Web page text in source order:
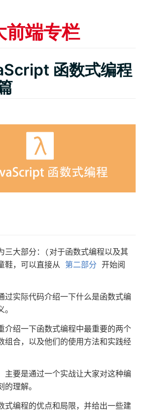
前端专栏
函数式编程
三大部分：(对于函数式编程以及其
鞋，可以直接从 第二部分 开始阅
过实际代码介绍一下什么是函数式编
介绍一下函数式编程中最重要的两个
组合，以及他们的使用方法和实践经
主要是通过一个实战让大家对这种编
理解。
式编程的优点和局限，并给出一些建